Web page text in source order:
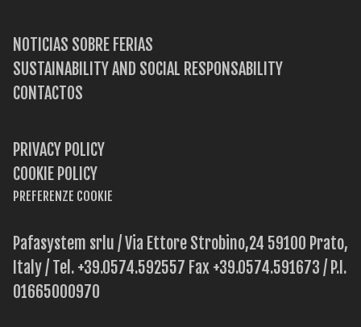
NOTICIAS SOBRE FERIAS
SUSTAINABILITY AND SOCIAL RESPONSABILITY
CONTACTOS
PRIVACY POLICY
COOKIE POLICY
PREFERENZE COOKIE
Pafasystem srlu / Via Ettore Strobino,24 59100 Prato,
Italy / Tel. +39.0574.592557 Fax +39.0574.591673 / P.I.
01665000970